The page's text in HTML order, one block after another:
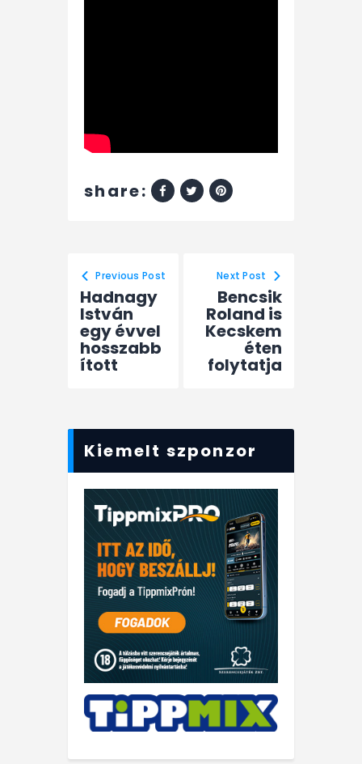
share:
Previous Post
Hadnagy
István
egy évvel
hosszabb
ított
Next Post
Bencsik
Roland is
Kecskem
éten
folytatja
Kiemelt szponzor